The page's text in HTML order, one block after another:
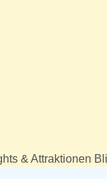
& Attraktionen